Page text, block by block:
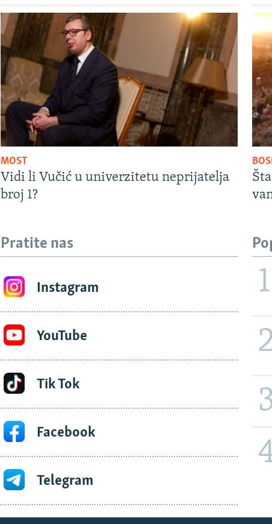
MOST
Vidi li Vučić u univerzitetu neprijatelja
broj 1?
Pratite nas
Instagram
YouTube
Tik Tok
Facebook
Telegram
1